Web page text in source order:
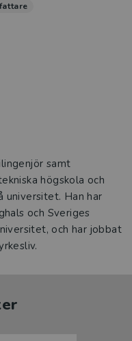
samt
högskola och
universitet. Han har
och Sveriges
och har jobbat